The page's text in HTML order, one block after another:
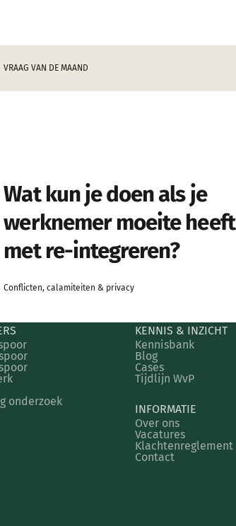
VRAAG VAN DE MAAND
Wat kun je doen als je
werknemer moeite heeft
met re-integreren?
Conflicten, calamiteiten & privacy
onderzoek
KENNIS & INZICHT
Kennisbank
Blog
Cases
Tijdlijn WvP
INFORMATIE
Over ons
Vacatures
Klachtenreglement
Contact